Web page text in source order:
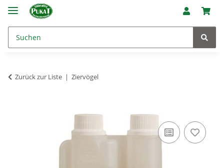
Zurück zur Liste Ziervögel